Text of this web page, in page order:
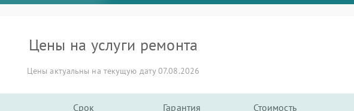
Цены на услуги ремонта
Цены актуальны на текущую дату 07.08.2026
Срок Гарантия Стоимость